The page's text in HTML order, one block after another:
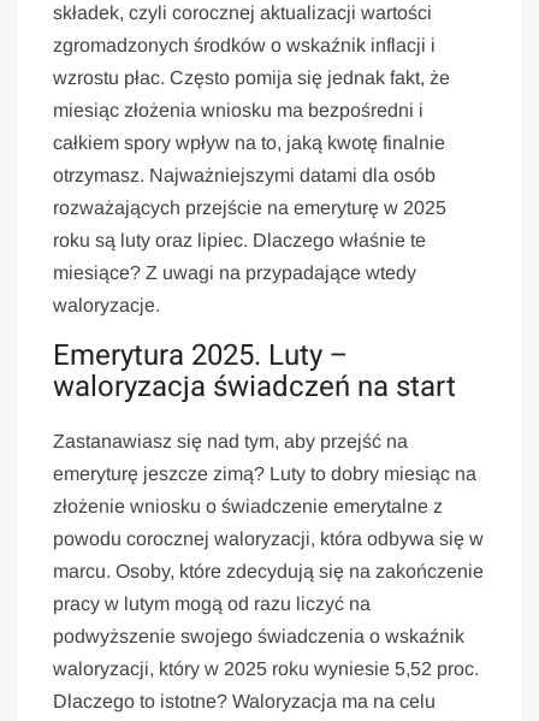
składek, czyli corocznej aktualizacji wartości
zgromadzonych środków o wskaźnik inflacji i
wzrostu płac. Często pomija się jednak fakt, że
miesiąc złożenia wniosku ma bezpośredni i
całkiem spory wpływ na to, jaką kwotę finalnie
otrzymasz. Najważniejszymi datami dla osób
rozważających przejście na emeryturę w 2025
roku są luty oraz lipiec. Dlaczego właśnie te
miesiące? Z uwagi na przypadające wtedy
waloryzacje.
Emerytura 2025. Luty –
waloryzacja świadczeń na start
Zastanawiasz się nad tym, aby przejść na
emeryturę jeszcze zimą? Luty to dobry miesiąc na
złożenie wniosku o świadczenie emerytalne z
powodu corocznej waloryzacji, która odbywa się w
marcu. Osoby, które zdecydują się na zakończenie
pracy w lutym mogą od razu liczyć na
podwyższenie swojego świadczenia o wskaźnik
waloryzacji, który w 2025 roku wyniesie 5,52 proc.
Dlaczego to istotne? Waloryzacja ma na celu